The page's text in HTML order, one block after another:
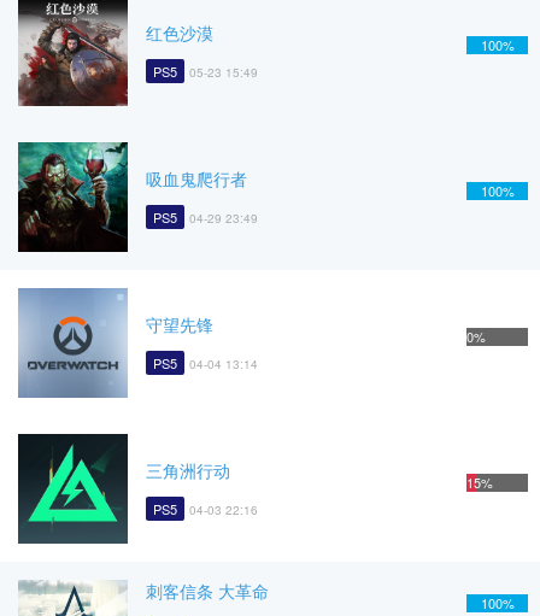
红色沙漠
PS5 05-23 15:49
100%
吸血鬼爬行者
PS5 04-29 23:49
100%
守望先锋
PS5 04-04 13:14
0%
三角洲行动
PS5 04-03 22:16
15%
刺客信条 大革命 100%